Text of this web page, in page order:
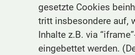
gesetzte Cookies
tritt insbesondere auf,
Inhalte z.B. via
eingebettet werden.